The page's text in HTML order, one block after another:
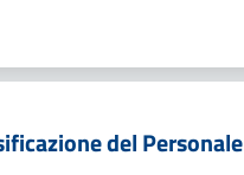
del Personale